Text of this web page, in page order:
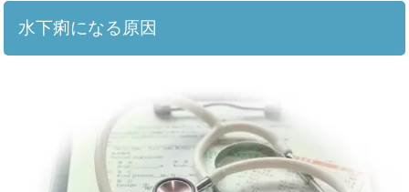
水下痢になる原因